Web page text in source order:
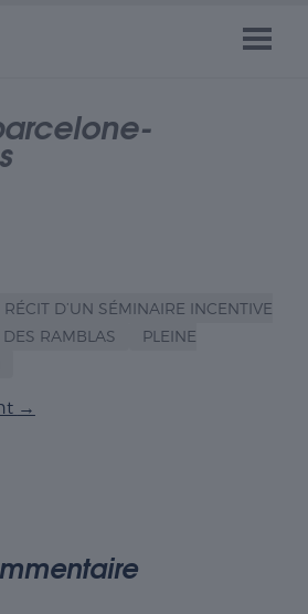
D’UN SÉMINAIRE INCENTIVE
RAMBLAS
PLEINE
→